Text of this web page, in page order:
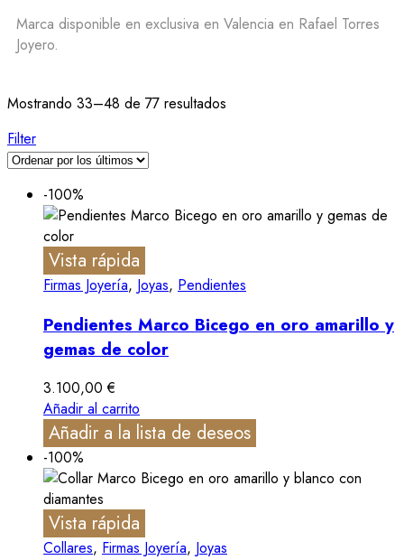
Marca disponible en exclusiva en Valencia en Rafael Torres
Joyero.
Mostrando 33–48 de 77 resultados
Filter
-100%
Vista rápida
Firmas Joyería, Joyas, Pendientes
Pendientes Marco Bicego en oro amarillo y
gemas de color
3.100,00€
Añadir al carrito
Añadir a la lista de deseos
-100%
Vista rápida
Collares, Firmas Joyería, Joyas